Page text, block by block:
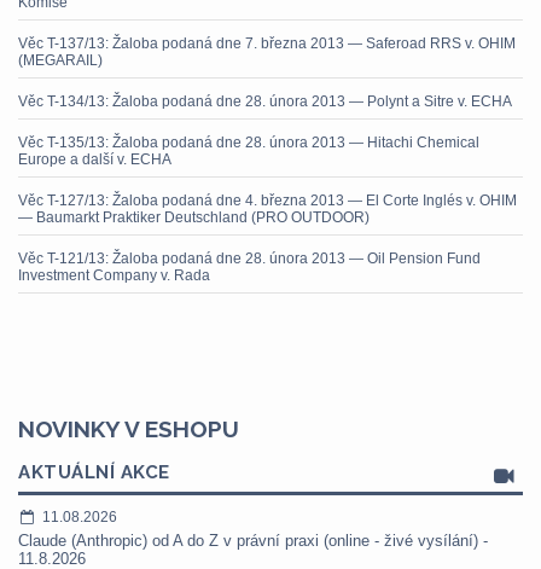
Věc T-137/13: Žaloba podaná dne 7. března 2013 — Saferoad RRS v. OHIM
(MEGARAIL)
Věc T-134/13: Žaloba podaná dne 28. února 2013 — Polynt a Sitre v. ECHA
Věc T-135/13: Žaloba podaná dne 28. února 2013 — Hitachi Chemical
Europe a další v. ECHA
Věc T-127/13: Žaloba podaná dne 4. března 2013 — El Corte Inglés v. OHIM
— Baumarkt Praktiker Deutschland (PRO OUTDOOR)
Věc T-121/13: Žaloba podaná dne 28. února 2013 — Oil Pension Fund
Investment Company v. Rada
NOVINKY V ESHOPU
AKTUÁLNÍ AKCE
11.08.2026
Claude (Anthropic) od A do Z v právní praxi (online - živé vysílání) -
11.8.2026